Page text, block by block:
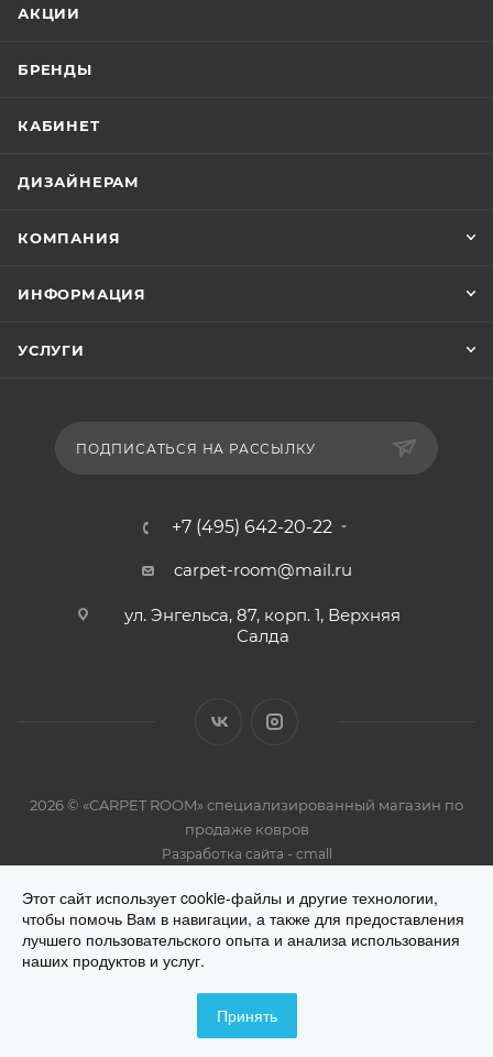
АКЦИИ
БРЕНДЫ
КАБИНЕТ
ДИЗАЙНЕРАМ
КОМПАНИЯ
ИНФОРМАЦИЯ
УСЛУГИ
ПОДПИСАТЬСЯ НА РАССЫЛКУ
+7 (495) 642-20-22
carpet-room@mail.ru
ул. Энгельса, 87, корп. 1, Верхняя
Салда
2026 © «CARPET ROOM» специализированный магазин по
продаже ковров
Разработка сайта - cmall
Этот сайт использует cookie-файлы и другие технологии,
чтобы помочь Вам в навигации, а также для предоставления
лучшего пользовательского опыта и анализа использования
наших продуктов и услуг.
Принять